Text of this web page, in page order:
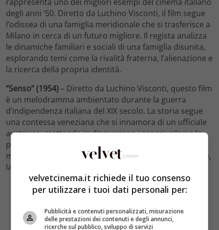
degli anni ’50. Diretto da Luchino Visconti, il film segue
l’odissea di una famiglia meridionale che si trasferisce a
Milano in cerca di un futuro migliore. Il regista analizza
le dinamiche familiari e sociali di una famiglia disunita,
esplorando temi come la rivalità fraterna, l’alienazione e
la ricerca della propria identità.
“Senso” (1954)– Diretto da Luchino Visconti, questo film
è un melodramma ambientato durante la guerra
d’indipendenza italiana del XIX secolo. La storia segue
una contessa veneziana che si innamora di un ufficiale
austriaco, mettendo in discussione i propri valori e le
proprie convinzioni. “Senso” è un film visivamente
mozzafiato e affronta temi complessi come la passione,
la tradizione e il conflitto interiore.
velvetcinema.it richiede il tuo consenso
per utilizzare i tuoi dati personali per:
Pubblicità e contenuti personalizzati, misurazione
delle prestazioni dei contenuti e degli annunci,
ricerche sul pubblico, sviluppo di servizi